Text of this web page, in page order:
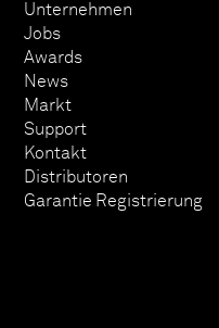
Unternehmen
Jobs
Awards
News
Markt
Support
Kontakt
Distributoren
Garantie Registrierung